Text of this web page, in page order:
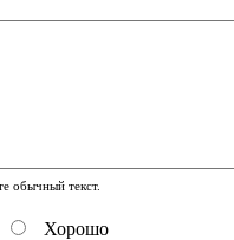
обычный текст.
Хорошо